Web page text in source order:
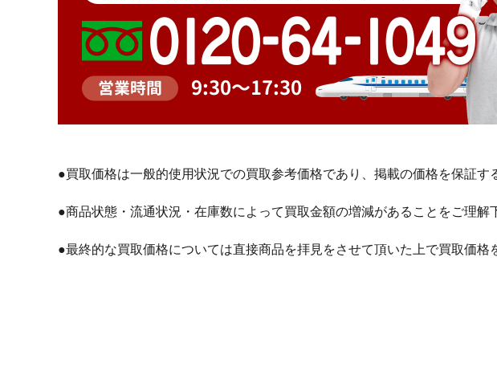
●買取価格は一般的使用状況での買取参考価格であり、掲載の価格を保証す
●商品状態・流通状況・在庫数によって買取金額の増減があることをご理解
●最終的な買取価格については直接商品を拝見をさせて頂いた上で買取価格